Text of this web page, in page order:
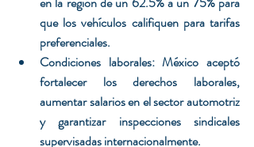
que los vehículos califiquen para tarifas
preferenciales.
Condiciones laborales: México aceptó
fortalecer los derechos laborales,
aumentar salarios en el sector automotriz
y garantizar inspecciones sindicales
supervisadas internacionalmente.